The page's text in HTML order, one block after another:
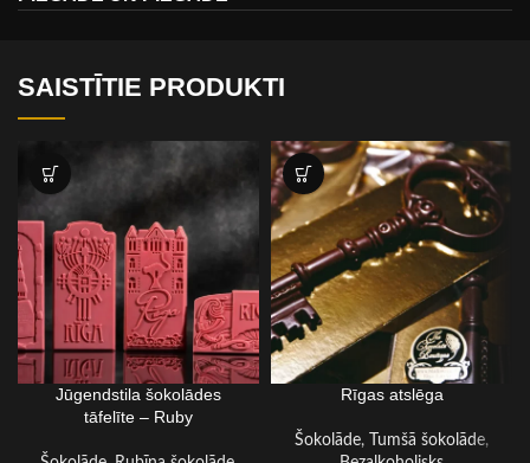
SAISTĪTIE PRODUKTI
ŠOKOLĀDES TĀFELĪTE
Jūgendstila šokolādes
tāfelīte – Ruby
Rīgas atslēga
Šokolāde, Tumšā šokolāde,